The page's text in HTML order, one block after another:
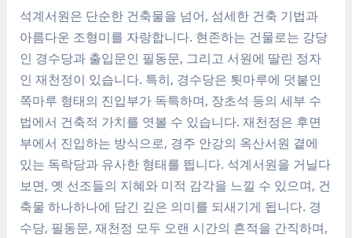
석계서원은 단순한 건축물을 넘어, 섬세한 건축 기법과
아름다운 조형미를 자랑합니다. 현존하는 건물로는 강당
인 경수당과 출입문인 필동문, 그리고 서원에 딸린 정자
인 재천정이 있습니다. 특히, 경수당은 툇마루에 덧붙인
쪽마루 형태의 진입부가 독특하며, 장초석 등의 세부 수
법에서 건축적 가치를 엿볼 수 있습니다. 재천정은 후면
부에서 진입하는 방식으로, 경주 안강의 옥산서원 곁에
있는 독락당과 유사한 형태를 띕니다. 석계서원을 거닐다
보면, 옛 선조들의 지혜와 미적 감각을 느낄 수 있으며, 건
축물 하나하나에 담긴 깊은 의미를 되새기게 됩니다. 경
수당, 필동문, 재천정 모두 오랜 시간의 흔적을 간직하며,